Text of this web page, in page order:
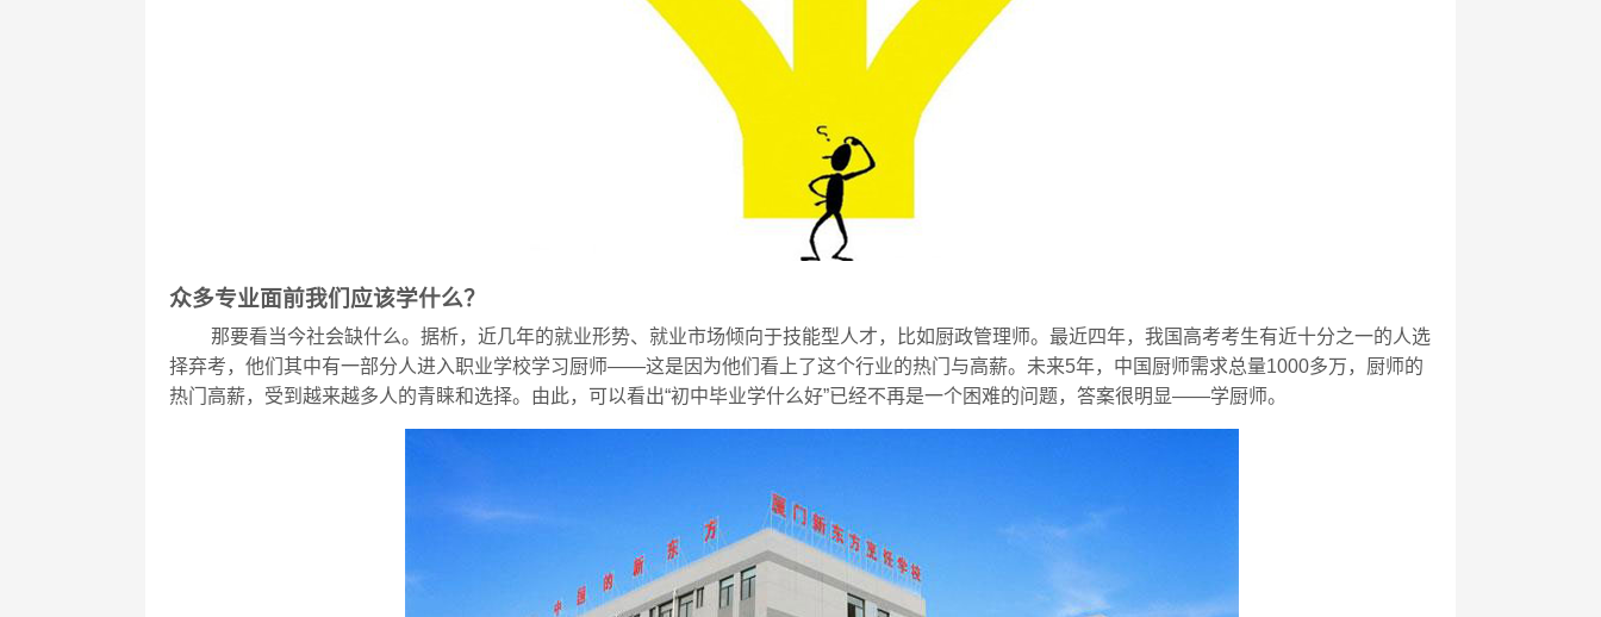
众多专业面前我们应该学什么？
那要看当今社会缺什么。据析，近几年的就业形势、就业市场倾向于技能型人才，比如厨政管理师。最近四年，我国高考考生有近十分之一的人选
择弃考，他们其中有一部分人进入职业学校学习厨师——这是因为他们看上了这个行业的热门与高薪。未来5年，中国厨师需求总量1000多万，厨师的
热门高薪，受到越来越多人的青睐和选择。由此，可以看出“初中毕业学什么好”已经不再是一个困难的问题，答案很明显——学厨师。